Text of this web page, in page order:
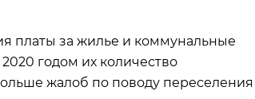
платы за жилье и коммунальные
годом их количество
жалоб по поводу переселения